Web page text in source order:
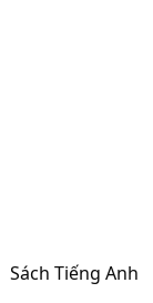
Sách Tiếng Anh